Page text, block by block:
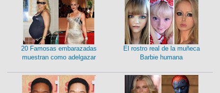
20 Famosas embarazadas
muestran como adelgazar
El rostro real de la muñeca
Barbie humana